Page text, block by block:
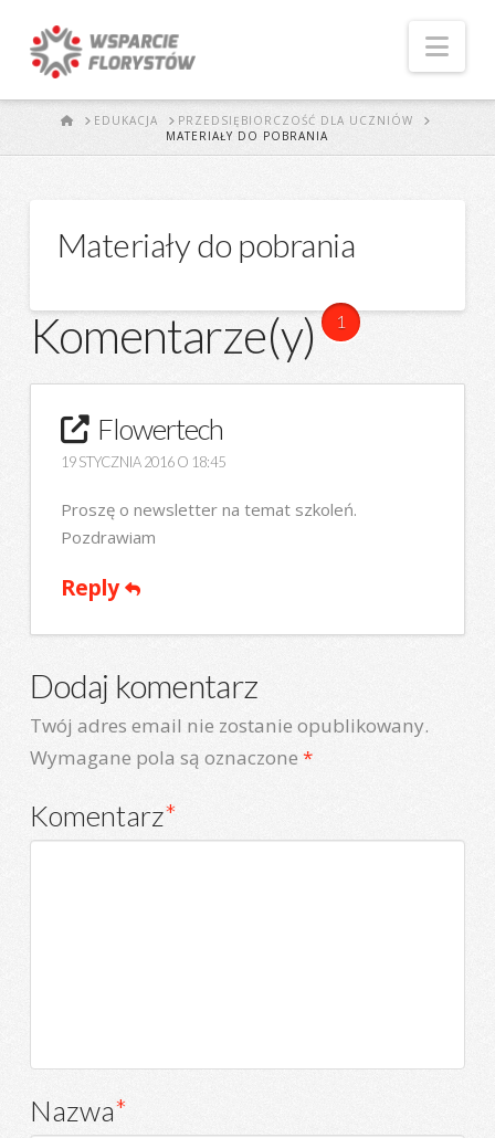
STARTEDUKACJA
PRZEDSIĘBIORCZOŚĆ DLA UCZNIÓW
MATERIAŁY DO POBRANIA
Materiały do pobrania
Komentarze(y) 1
Flowertech
19 STYCZNIA 2016 O 18:45
Proszę o newsletter na temat szkoleń.
Pozdrawiam
Reply
Dodaj komentarz
Twój adres email nie zostanie opublikowany.
Wymagane pola są oznaczone*
Komentarz*
Nazwa*